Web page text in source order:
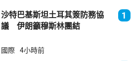
沙特巴基斯坦土耳其簽防務協
議 伊朗籲穆斯林團結
1
國際 4小時前